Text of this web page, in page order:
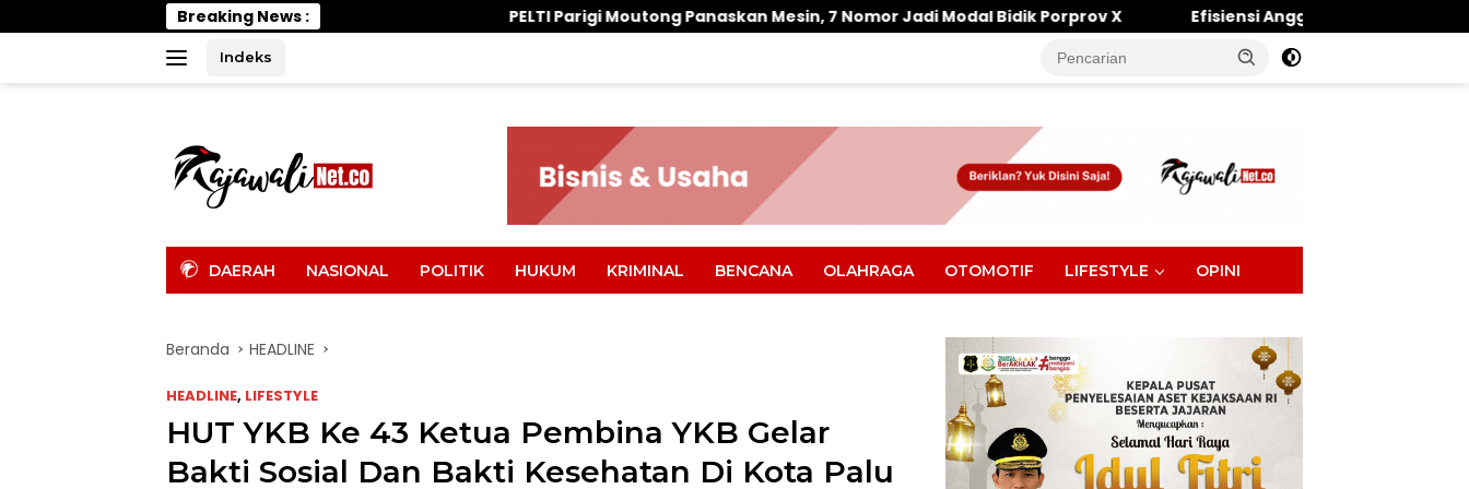
ke
Breaking News : PELTI Parigi Moutong Panaskan Mesin, 7 Nomor Jadi Modal Bidik Porprov X Efisiensi Anggaran Tak Halangi Komitmen DPRD
Indeks
DAERAH NASIONAL POLITIK HUKUM KRIMINAL BENCANA OLAHRAGA OTOMOTIF LIFESTYLE OPINI
Beranda HEADLINE
HEADLINE, LIFESTYLE
HUT YKB Ke 43 Ketua Pembina YKB Gelar
Bakti Sosial Dan Bakti Kesehatan Di Kota Palu